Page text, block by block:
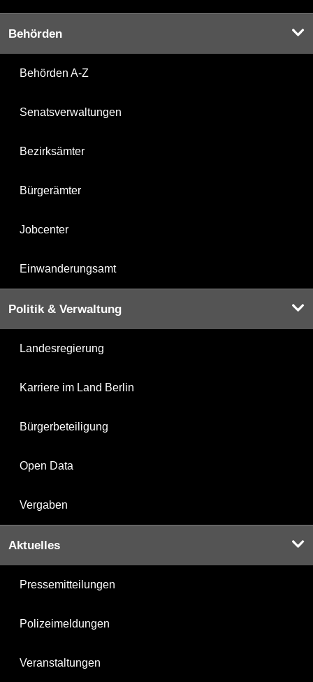
Behörden
Behörden A-Z
Senatsverwaltungen
Bezirksämter
Bürgerämter
Jobcenter
Einwanderungsamt
Politik & Verwaltung
Landesregierung
Karriere im Land Berlin
Bürgerbeteiligung
Open Data
Vergaben
Aktuelles
Pressemitteilungen
Polizeimeldungen
Veranstaltungen